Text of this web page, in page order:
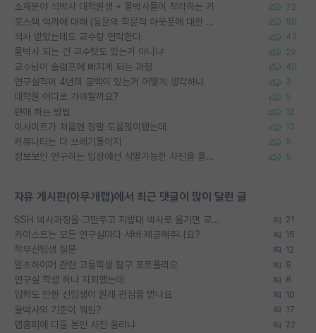
소재분야 석박사 대학원생 + 물박사들이 착각하는 거 72
포스텍 억까에 대해 (동문의 학문적 아웃풋에 대한 반박) 50
석사 받았는데도 교수랑 연락한다. 43
물박사 되는 건 교수탓도 있는거 아니냐 29
교수님이 슬럼프에 빠지게 되는 과정 40
연구실적이 4년의 공백이 있는거 어떻게 생각하냐 3
대학원 어디로 가야할까요? 5
편애 하는 방법 12
이사이트가 처음엔 정말 도움많이됐는데 13
커뮤니티는 다 쓰레기통이지 5
정보보안 연구하는 입장에선 식별가능한 사진을 올리는건 비추이긴함 5
자유 게시판(아무개랩)에서 최근 댓글이 많이 달린 글
SSH 박사과정을 그만두고 지방대 박사로 옮기면 교수의 꿈은 끝일까요? 21
카이스트는 모든 연구실마다 서버 제공해주나요? 15
학부신입생 질문 12
알츠하이머 관련 고등학생 탐구 포트폴리오 9
연구실 학생 하나 자퇴했는데 8
입학도 안한 신입생이 원래 관심을 받나요 10
물박사의 기준이 뭐임? 17
랩홈피에 다들 본인 사진 올리냐 22